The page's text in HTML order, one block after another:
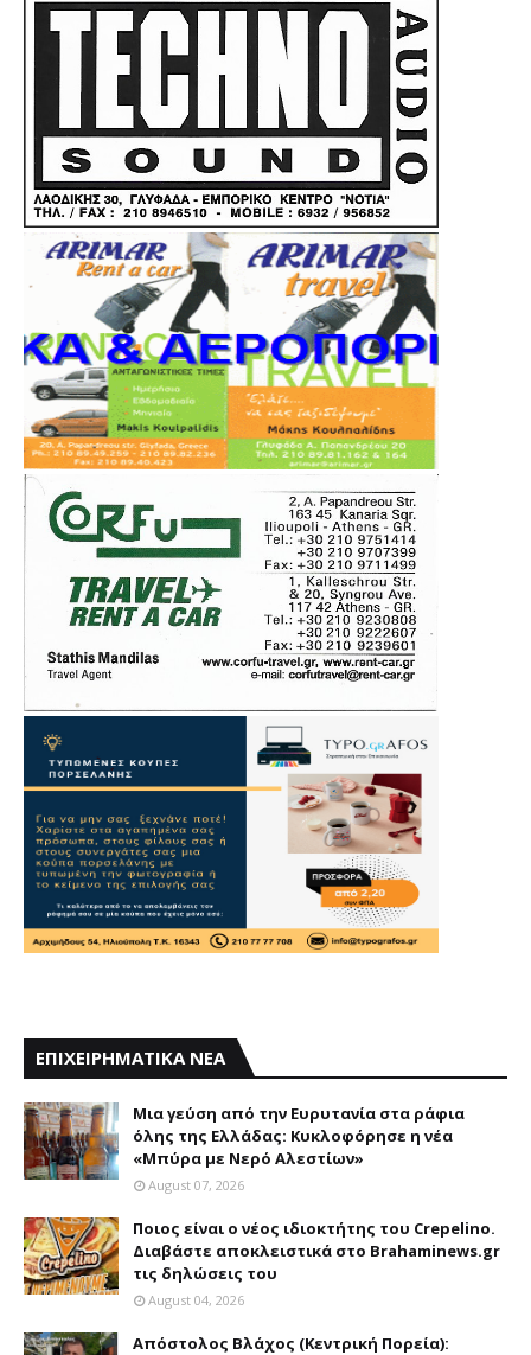
ΕΠΙΧΕΙΡΗΜΑΤΙΚΑ ΝΕΑ
Mια γεύση από την Eυρυτανία στα ράφια
όλης της Ελλάδας: Κυκλοφόρησε η νέα
«Μπύρα με Nερό Aλεστίων»
August 07, 2026
Ποιος είναι ο νέος ιδιοκτήτης του Crepelino.
Διαβάστε αποκλειστικά στο Brahaminews.gr
τις δηλώσεις του
August 04, 2026
Απόστολος Βλάχος (Κεντρική Πορεία):